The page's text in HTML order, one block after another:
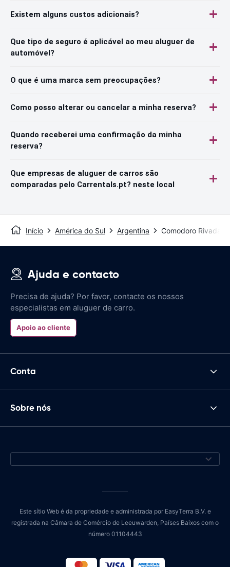
Existem alguns custos adicionais?
Que tipo de seguro é aplicável ao meu aluguer de
automóvel?
O que é uma marca sem preocupações?
Como posso alterar ou cancelar a minha reserva?
Quando receberei uma confirmação da minha
reserva?
Que empresas de aluguer de carros são
comparadas pelo Carrentals.pt? neste local
Início América do Sul Argentina Comodoro
Ajuda e contacto
Precisa de ajuda? Por favor, contacte os nossos
especialistas em aluguer de carro.
Apoio ao cliente
Conta
Sobre nós
Este sítio Web é da propriedade e administrada por EasyTerra B.V. e
registrada na Câmara de Comércio de Leeuwarden, Países Baixos com o
número 01104443